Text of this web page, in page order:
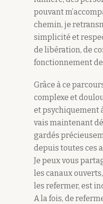
pouvant
chemin, je
simplicité et
de libération, de
fonctionnement
Grâce à ce
complexe et
et psychiquement
vais maintenant
gardés
depuis toutes ces
Je peux vous
les canaux
les refermer, est
A la fois, de